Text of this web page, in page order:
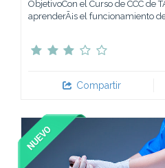
ObjetivoCon el Curso de CCC de
aprenderÃ¡s el funcionamiento de
Compartir